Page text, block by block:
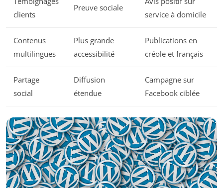
clients
Preuve sociale
service à domicile
Contenus
multilingues
Plus grande
accessibilité
Publications en
créole et français
Partage
social
Diffusion
étendue
Campagne sur
Facebook ciblée